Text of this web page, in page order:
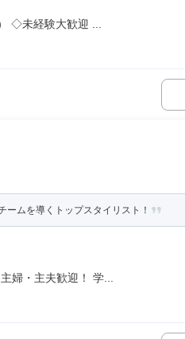
◇未経験大歓迎 ...
ムを導くトップスタイリスト！
婦・主夫歓迎！ 学...